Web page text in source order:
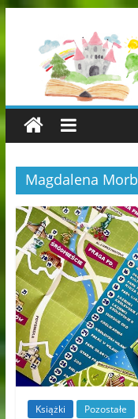
Magdalena
Książki Pozostałe